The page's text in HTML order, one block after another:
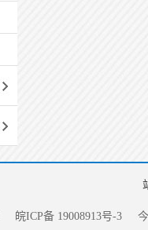
皖ICP备 19008913号-3